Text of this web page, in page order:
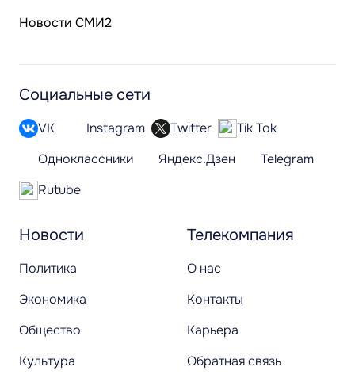
Новости СМИ2
Новости
Политика
Экономика
Общество
Культура
Телекомпания
О нас
Контакты
Карьера
Обратная связь
Социальные сети
VK Instagram Twitter
Tik Tok
Одноклассники
Яндекс.Дзен
Telegram
Rutube